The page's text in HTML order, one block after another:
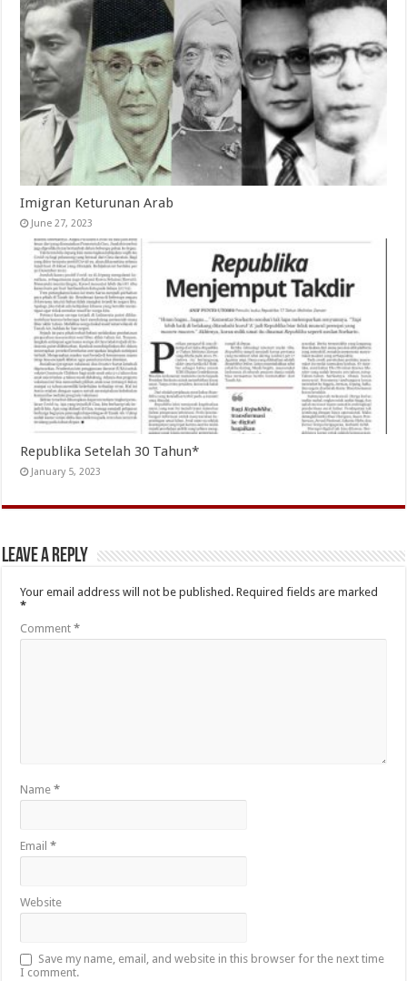
Imigran Keturunan Arab
June 27, 2023
Republika Setelah 30 Tahun*
January 5, 2023
Leave a Reply
Your email address will not be published. Required fields are marked
*
Comment*
Name*
Email*
Website
Save my name, email, and website in this browser for the next time
I comment.